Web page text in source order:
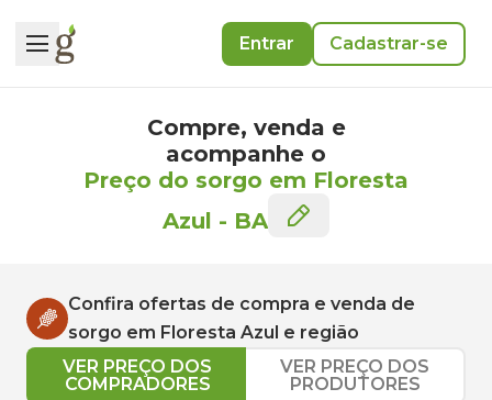
Entrar Cadastrar-se
Compre, venda e
acompanhe o
Preço do sorgo em Floresta
Azul - BA
Confira ofertas de compra e venda de
sorgo em Floresta Azul e região
VER PREÇO DOS
COMPRADORES
VER PREÇO DOS
PRODUTORES